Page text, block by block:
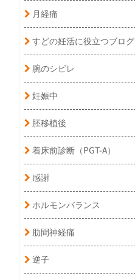
月経痛
すどの妊活に役立つブログ
腕のシビレ
妊娠中
胚移植後
着床前診断（PGT-A）
感謝
ホルモンバランス
肋間神経痛
逆子